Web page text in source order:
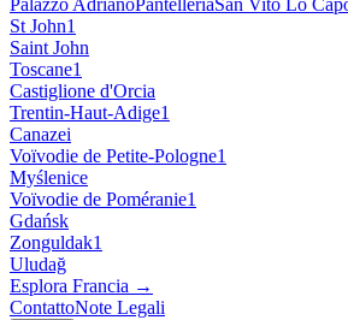
Palazzo AdrianoPantelleriaSan Vito Lo
St John1
Saint John
Toscane1
Castiglione d'Orcia
Trentin-Haut-Adige1
Canazei
Voïvodie de Petite-Pologne1
Myślenice
Voïvodie de Poméranie1
Gdańsk
Zonguldak1
Uludağ
Esplora Francia →
ContattoNote Legali